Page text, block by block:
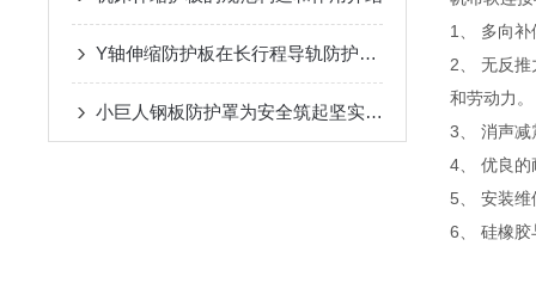
Y轴伸缩防护板在长行程导轨防护中的设计与应用
小巨人钢板防护罩为安全筑起坚实屏障
1、 多向
2、 无反
和劳动力。
3、 消声减
4、 优良的
5、 安装维
6、 硅橡胶